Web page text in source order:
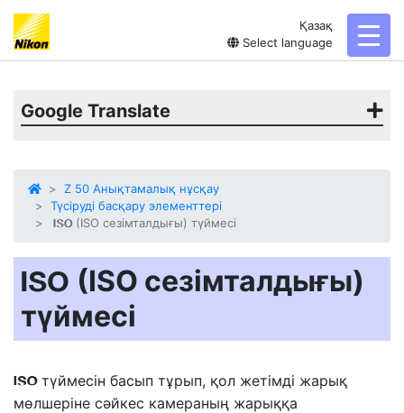
Қазақ
Select language
Google Translate
Z 50 Анықтамалық нұсқау
Түсіруді басқару элементтері
S (ISO сезімталдығы) түймесі
S (ISO сезімталдығы)
түймесі
S түймесін басып тұрып, қол жетімді жарық
мөлшеріне сәйкес камераның жарыққа